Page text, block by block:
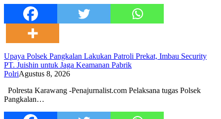
Upaya Polsek Pangkalan Lakukan Patroli Prekat, Imbau Security
PT. Juishin untuk Jaga Keamanan Pabrik
PolriAgustus 8, 2026
Polresta Karawang -Penajurnalist.com Pelaksana tugas Polsek
Pangkalan…